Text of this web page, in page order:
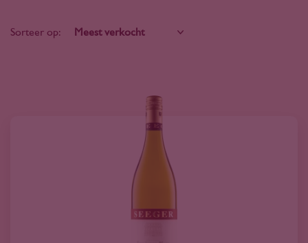
Sorteer op: